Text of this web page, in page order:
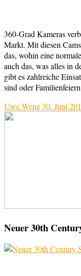
360-Grad Kameras
Markt. Mit diesen
das, wohin eine
auch das, was alles in
gibt es zahlreiche
sind oder
Uwe Wenz30. Juni
Neuer 30th